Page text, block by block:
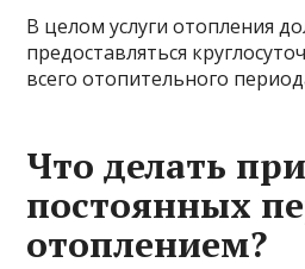
В целом услуги отопления
предоставляться
всего отопительного
Что делать при
постоянных
отоплением?